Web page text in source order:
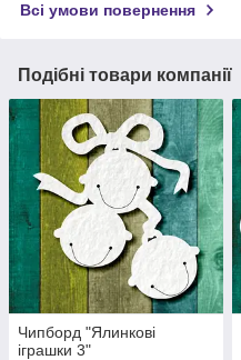
Всі умови повернення
Подібні товари компанії
Чипборд "Ялинкові
іграшки 3"